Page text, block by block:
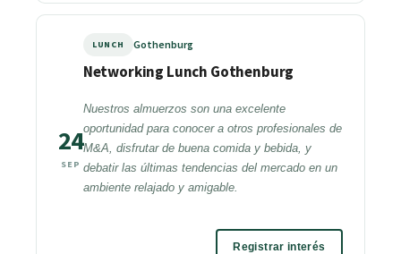
24
SEP
LUNCH Gothenburg
Networking Lunch Gothenburg
Nuestros almuerzos son una excelente
oportunidad para conocer a otros profesionales de
M&A, disfrutar de buena comida y bebida, y
debatir las últimas tendencias del mercado en un
ambiente relajado y amigable.
Registrar interés